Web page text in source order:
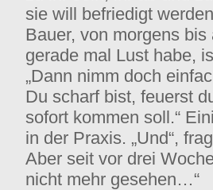
sie will befriedigt
Bauer, von morgens
gerade mal Lust habe,
„Dann nimm doch
Du scharf bist, feuerst
sofort kommen soll.“
in der Praxis. „Und“,
Aber seit vor drei
nicht mehr gesehen…“